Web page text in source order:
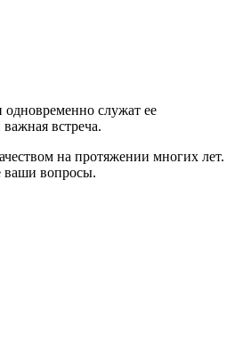
служат ее
встреча.
на протяжении многих лет.
ваши вопросы.